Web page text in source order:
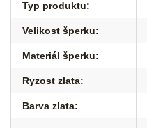
Typ produktu:
Velikost šperku:
Materiál šperku:
Ryzost zlata:
Barva zlata: